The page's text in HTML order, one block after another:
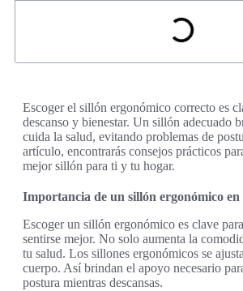
Escoger el sillón ergonómico correcto es
descanso y bienestar. Un sillón adecuado
cuida la salud, evitando problemas de
artículo, encontrarás consejos prácticos
mejor sillón para ti y tu hogar.
Importancia de un sillón ergonómico en
Escoger un sillón ergonómico es clave
sentirse mejor. No solo aumenta la
tu salud. Los sillones ergonómicos se
cuerpo. Así brindan el apoyo necesario
postura mientras descansas.